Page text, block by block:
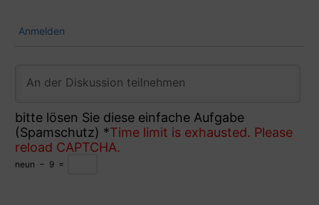
Anmelden
bitte lösen Sie diese einfache Aufgabe
(Spamschutz) *Time limit is exhausted. Please
reload CAPTCHA.
neun − 9 =